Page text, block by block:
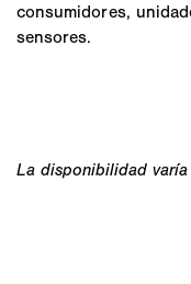
consumidores,
sensores.